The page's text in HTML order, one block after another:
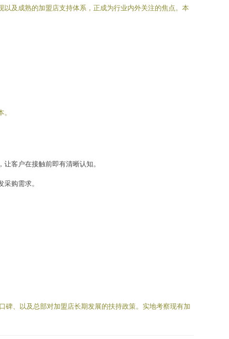
及成熟的加盟店支持体系，正成为行业内外关注的焦点。本
客户在接触前即有清晰认知。
购需求。
、以及总部对加盟店长期发展的扶持政策。实地考察现有加